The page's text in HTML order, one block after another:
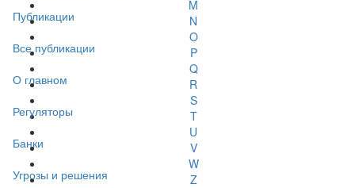
Публикации
Все публикации
О главном
Регуляторы
Банки
Угрозы и решения
M
N
O
P
Q
R
S
T
U
V
W
Z